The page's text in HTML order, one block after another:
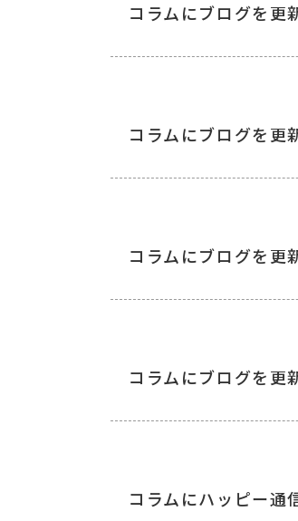
コラムにブログを更
コラムにブログを更
コラムにブログを更
コラムにブログを更
コラムにハッピー通